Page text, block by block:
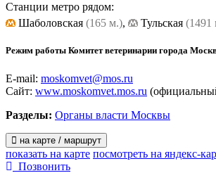
Станции метро рядом:
Шаболовская (165 м.), Тульская (1491
Режим работы Комитет ветеринарии города
E-mail: moskomvet@mos.ru
Сайт: www.moskomvet.mos.ru
Разделы: Органы власти Москвы
на карте / маршрут
показать на карте посмотреть на яндекс-
Позвонить